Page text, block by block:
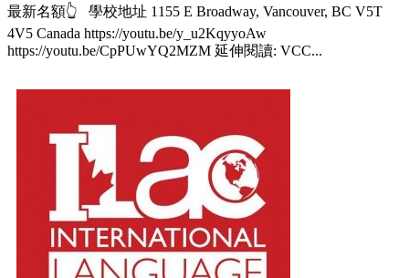
最新名額👆 學校地址 1155 E Broadway, Vancouver, BC V5T
4V5 Canada https://youtu.be/y_u2KqyyoAw
https://youtu.be/CpPUwYQ2MZM 延伸閱讀: VCC...